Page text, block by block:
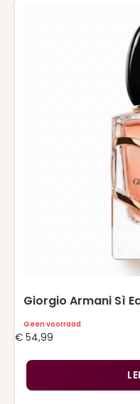
Giorgio Armani Sì
Geen voorraad
€ 54,99